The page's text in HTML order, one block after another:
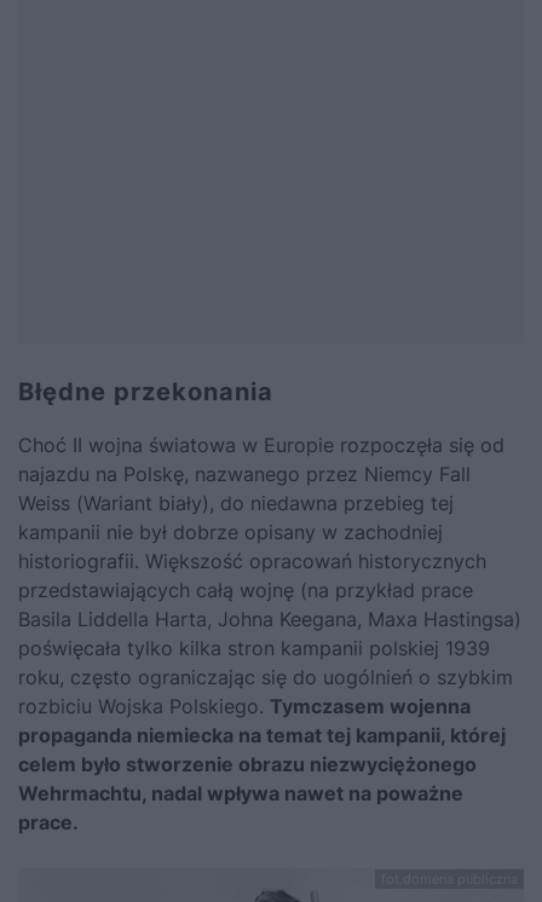
Błędne przekonania
Choć II wojna światowa w Europie rozpoczęła się od
najazdu na Polskę, nazwanego przez Niemcy Fall
Weiss (Wariant biały), do niedawna przebieg tej
kampanii nie był dobrze opisany w zachodniej
historiografii. Większość opracowań historycznych
przedstawiających całą wojnę (na przykład prace
Basila Liddella Harta, Johna Keegana, Maxa Hastingsa)
poświęcała tylko kilka stron kampanii polskiej 1939
roku, często ograniczając się do uogólnień o szybkim
rozbiciu Wojska Polskiego. Tymczasem wojenna
propaganda niemiecka na temat tej kampanii, której
celem było stworzenie obrazu niezwyciężonego
Wehrmachtu, nadal wpływa nawet na poważne
prace.